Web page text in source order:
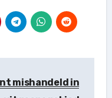
mishandeld in